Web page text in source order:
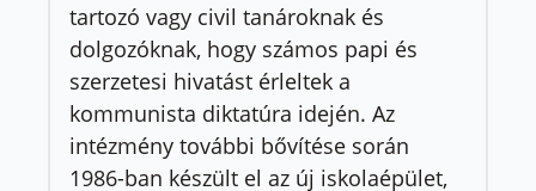
tartozó vagy civil tanároknak és
dolgozóknak, hogy számos papi és
szerzetesi hivatást érleltek a
kommunista diktatúra idején. Az
intézmény további bővítése során
1986-ban készült el az új iskolaépület,